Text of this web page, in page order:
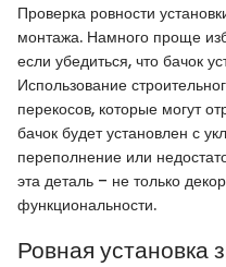
Проверка ровности
монтажа. Намного проще
если убедиться, что бачок
Использование
перекосов, которые могут
бачок будет установлен с
переполнение или
эта деталь – не только
функциональности.
Ровная установка